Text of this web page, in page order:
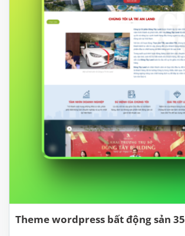
Theme wordpress bất động sản 35